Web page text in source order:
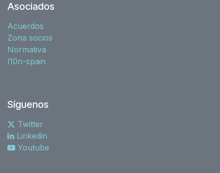
Asociados
Acuerdos
Zona socios
Normativa
l10n-spain
Síguenos
Twitter
Linkedin
Youtube